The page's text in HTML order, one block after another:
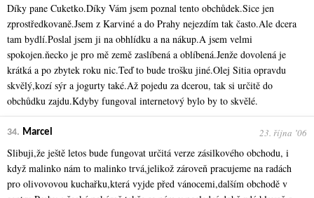
Díky pane Cuketko.Díky Vám jsem poznal tento obchůdek.Sice jen
zprostředkovaně.Jsem z Karviné a do Prahy nejezdím tak často.Ale dcera
tam bydlí.Poslal jsem ji na obhlídku a na nákup.A jsem velmi
spokojen.ňecko je pro mě země zaslíbená a oblíbená.Jenže dovolená je
krátká a po zbytek roku nic.Teď to bude trošku jiné.Olej Sitia opravdu
skvělý,kozí sýr a jogurty také.Až pojedu za dcerou, tak si určitě do
obchůdku zajdu.Kdyby fungoval internetový bylo by to skvělé.
34. Marcel 23. října ʼ06
Slibuji,že ještě letos bude fungovat určitá verze zásilkového obchodu, i
když malinko nám to malinko trvá,jelikož zároveň pracujeme na radách
pro olivovovou kuchařku,která vyjde před vánocemi,dalším obchodě v